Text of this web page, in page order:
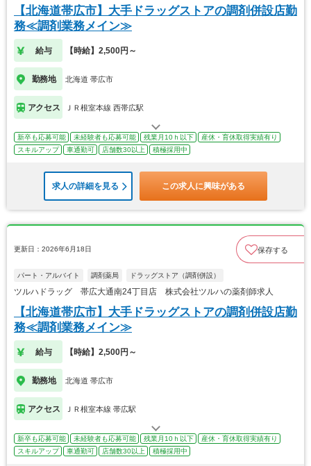
【北海道帯広市】大手ドラッグストアの調剤併設店勤
務≪調剤業務メイン≫
給与 【時給】2,500円～
勤務地 北海道 帯広市
アクセス ＪＲ根室本線 西帯広駅
新卒も応募可能 未経験者も応募可能 残業月10ｈ以下
産休・育休取得実績有り
スキルアップ
車通勤可 店舗数30以上 積極採用中
求人の詳細を見る この求人に興味がある
更新日：2026年6月18日 保存する
パート・アルバイト 調剤薬局 ドラッグストア（調剤併設）
ツルハドラッグ 帯広大通南24丁目店 株式会社ツルハの薬剤師求人
【北海道帯広市】大手ドラッグストアの調剤併設店勤
務≪調剤業務メイン≫
給与 【時給】2,500円～
勤務地 北海道 帯広市
アクセス ＪＲ根室本線 帯広駅
新卒も応募可能 未経験者も応募可能 残業月10ｈ以下
産休・育休取得実績有り
スキルアップ
車通勤可 店舗数30以上 積極採用中